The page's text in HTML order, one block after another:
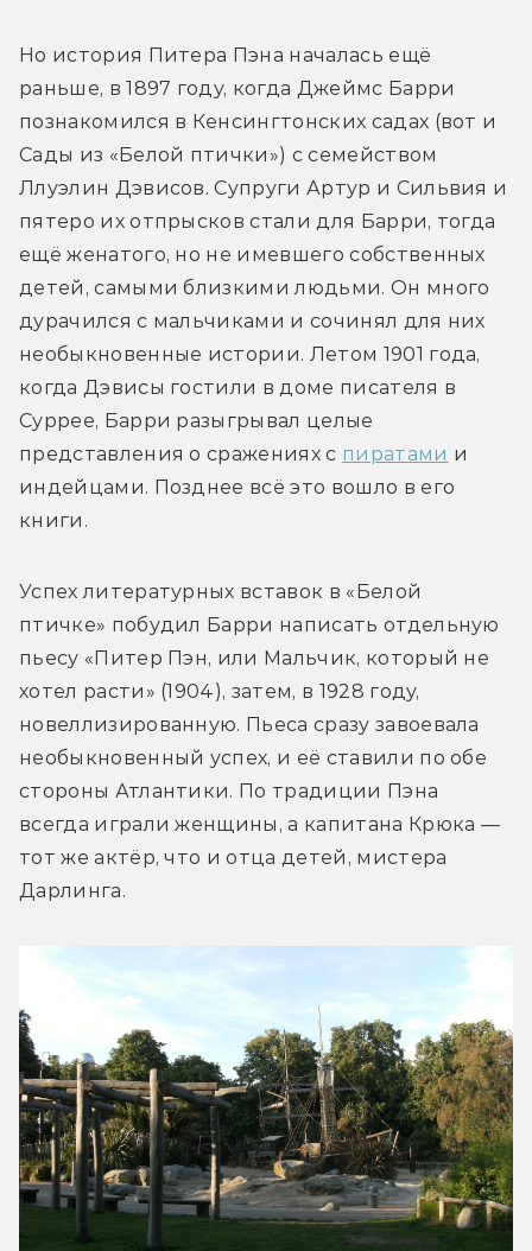
Но история Питера Пэна началась ещё
раньше, в 1897 году, когда Джеймс Барри
познакомился в Кенсингтонских садах (вот и
Сады из «Белой птички») с семейством
Ллуэлин Дэвисов. Супруги Артур и Сильвия и
пятеро их отпрысков стали для Барри, тогда
ещё женатого, но не имевшего собственных
детей, самыми близкими людьми. Он много
дурачился с мальчиками и сочинял для них
необыкновенные истории. Летом 1901 года,
когда Дэвисы гостили в доме писателя в
Суррее, Барри разыгрывал целые
представления о сражениях с пиратами и
индейцами. Позднее всё это вошло в его
книги.
Успех литературных вставок в «Белой
птичке» побудил Барри написать отдельную
пьесу «Питер Пэн, или Мальчик, который не
хотел расти» (1904), затем, в 1928 году,
новеллизированную. Пьеса сразу завоевала
необыкновенный успех, и её ставили по обе
стороны Атлантики. По традиции Пэна
всегда играли женщины, а капитана Крюка —
тот же актёр, что и отца детей, мистера
Дарлинга.